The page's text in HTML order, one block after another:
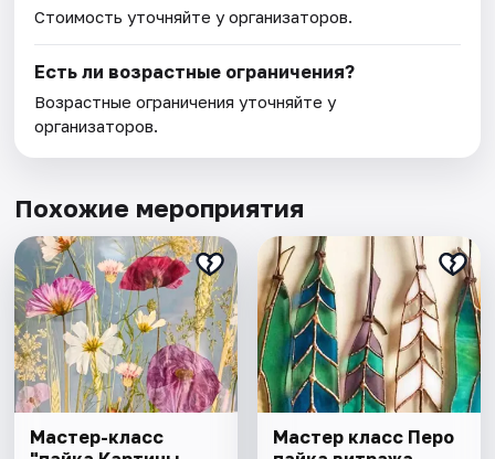
Стоимость уточняйте у организаторов.
Есть ли возрастные ограничения?
Возрастные ограничения уточняйте у
организаторов.
Похожие мероприятия
Мастер-класс
Мастер класс Перо